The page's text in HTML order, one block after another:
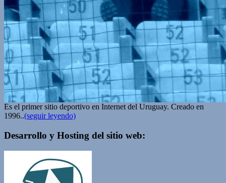
Es el primer sitio deportivo en Internet del Uruguay. Creado en
1996..(seguir leyendo)
Desarrollo y Hosting del sitio web: